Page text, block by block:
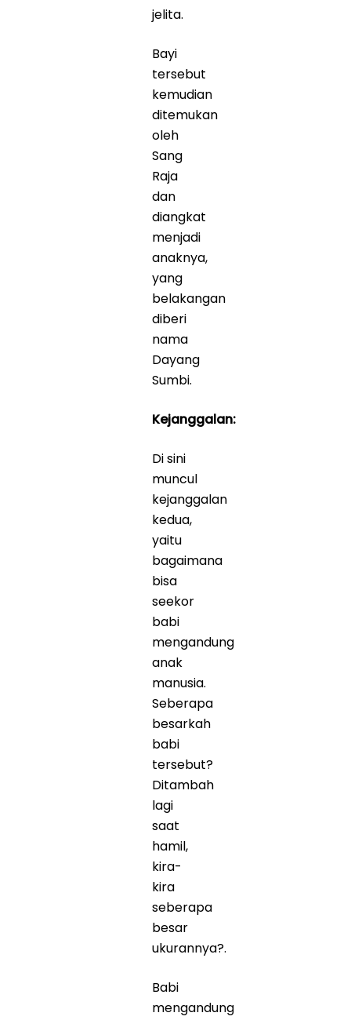
jelita.
Bayi
tersebut
kemudian
ditemukan
oleh
Sang
Raja
dan
diangkat
menjadi
anaknya,
yang
belakangan
diberi
nama
Dayang
Sumbi.
Kejanggalan:
Di sini
muncul
kejanggalan
kedua,
yaitu
bagaimana
bisa
seekor
babi
mengandung
anak
manusia.
Seberapa
besarkah
babi
tersebut?
Ditambah
lagi
saat
hamil,
kira-
kira
seberapa
besar
ukurannya?.
Babi
mengandung